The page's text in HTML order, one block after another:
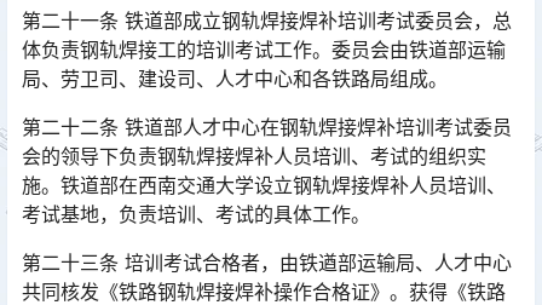
第二十一条 铁道部成立钢轨焊接焊补培训考试委员会，总
体负责钢轨焊接工的培训考试工作。委员会由铁道部运输
局、劳卫司、建设司、人才中心和各铁路局组成。
第二十二条 铁道部人才中心在钢轨焊接焊补培训考试委员
会的领导下负责钢轨焊接焊补人员培训、考试的组织实
施。铁道部在西南交通大学设立钢轨焊接焊补人员培训、
考试基地，负责培训、考试的具体工作。󠅅󠅃󠄵󠅂󠄪󠇖󠆨󠆨󠇕󠆞󠆒󠅬󠇘󠆭󠆘󠇙󠆝󠅵󠇗󠆭󠆁󠄐󠇗󠅹󠅸󠇖󠆍󠅳󠇖󠅹󠅰󠇖󠆌󠅹
第二十三条 培训考试合格者，由铁遒部运输局、人才中心
共同核发《铁路钢轨焊接焊补操作合格证》。获得《铁路